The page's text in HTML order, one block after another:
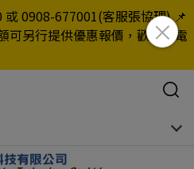
0908-677001(客服張協理) 📌
可另行提供優惠報價，歡迎來電